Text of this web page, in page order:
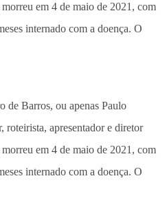
de Barros, ou apenas Paulo
roteirista, apresentador e diretor
em 4 de maio de 2021, com
internado com a doença. O